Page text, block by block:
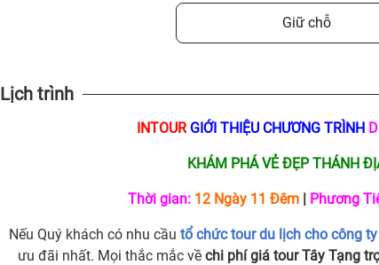
Giữ chỗ
Lịch trình
INTOUR GIỚI THIỆU CHƯƠNG TRÌNH
KHÁM PHÁ VẺ ĐẸP THÁNH
Thời gian: 12 Ngày 11 Đêm | Phương
Nếu Quý khách có nhu cầu tổ chức tour du lịch cho công ty
ưu đãi nhất. Mọi thắc mắc về chi phí giá tour Tây Tạng